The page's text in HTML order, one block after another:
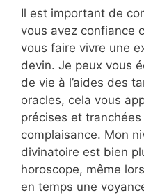
Il est important de
vous avez confiance
vous faire vivre une
devin. Je peux vous
de vie à l’aides des
oracles, cela vous
précises et
complaisance. Mon
divinatoire est bien
horoscope, même
en temps une